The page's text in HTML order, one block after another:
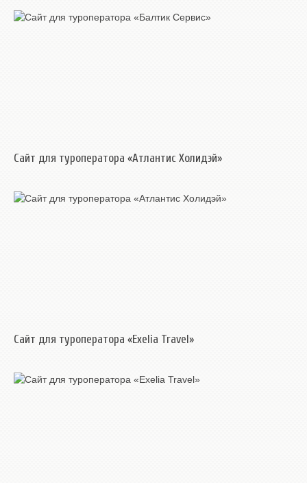
Сайт для туроператора «Атлантис Холидэй»
Сайт для туроператора «Exelia Travel»